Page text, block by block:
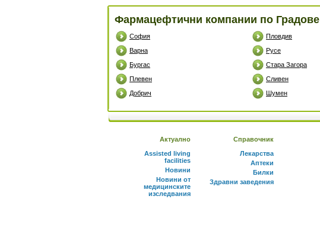
Фармацефтични компании по Градове
София
Пловдив
Варна
Русе
Бургас
Стара Загора
Плевен
Сливен
Добрич
Шумен
Актуално
Assisted living
facilities
Новини
Новини от
медицинските
изследвания
Справочник
Лекарства
Аптеки
Билки
Здравни заведения